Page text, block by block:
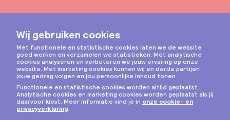
Instagram